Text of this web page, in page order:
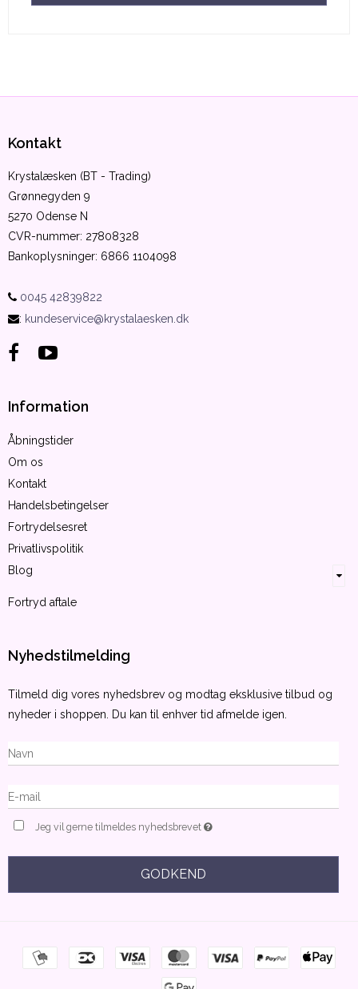
Kontakt
Krystalæsken (BT - Trading)
Grønnegyden 9
5270 Odense N
CVR-nummer: 27808328
Bankoplysninger: 6866 1104098
0045 42839822
: kundeservice@krystalaesken.dk
Information
Åbningstider
Om os
Kontakt
Handelsbetingelser
Fortrydelsesret
Privatlivspolitik
Blog
Fortryd aftale
Nyhedstilmelding
Tilmeld dig vores nyhedsbrev og modtag eksklusive tilbud og
nyheder i shoppen. Du kan til enhver tid afmelde igen.
Jeg vil gerne tilmeldes nyhedsbrevet
GODKEND